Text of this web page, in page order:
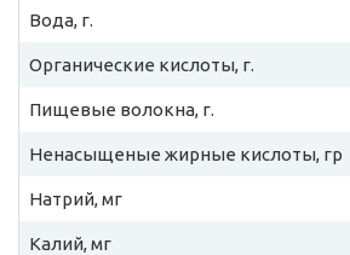
Вода, г.
Органические кислоты, г.
Пищевые волокна, г.
Ненасыщеные жирные кислоты, гр
Натрий, мг
Калий, мг